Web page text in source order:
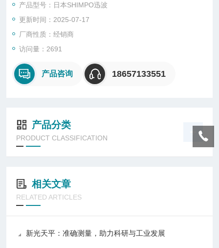
产品型号：日本SHIMPO迅波
更新时间：2025-07-17
厂商性质：经销商
访问量：2691
产品咨询 18657133551
产品分类
PRODUCT CLASSIFICATION
相关文章
RELATED ARTICLES
新光天平：准确测量，助力科研与工业发展